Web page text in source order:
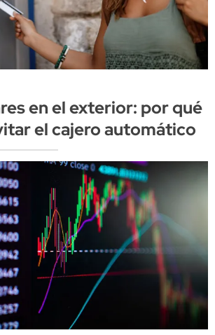
en el exterior: por qué
el cajero automático